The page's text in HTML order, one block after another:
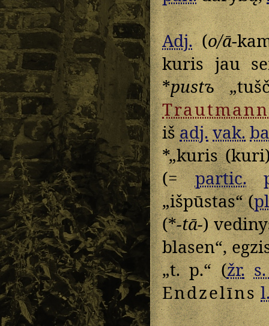
Adj.(o/ā-
kuris jau
*pustъ
Trautmann
išadj.vak.
*„kuris
(=partic.
„išpūstas“ (
(*-tā-)
blasen“,
„t. p.“ (žr.
Endzelīns